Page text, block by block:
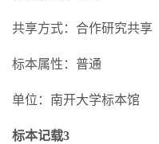
共享方式：合作研究共享
标本属性：普通
单位：南开大学标本馆
标本记载3